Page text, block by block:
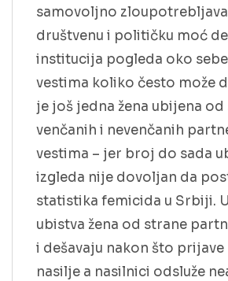
samovoljno zloupotrebljava
društvenu i političku moć
institucija pogleda oko
vestima koliko često može
je još jedna žena ubijena od
venčanih i nevenčanih
vestima – jer broj do sada
izgleda nije dovoljan da
statistika femicida u Srbiji.
ubistva žena od strane
i dešavaju nakon što
nasilje a nasilnici odsluže